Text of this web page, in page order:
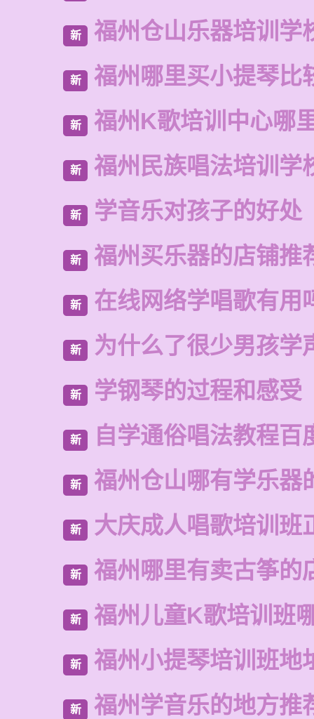
新 福州仓山乐器培训学
新 福州哪里买小提琴比
新 福州K歌培训中心哪
新 福州民族唱法培训学
新 学音乐对孩子的好处
新 福州买乐器的店铺推
新 在线网络学唱歌有用
新 为什么了很少男孩学
新 学钢琴的过程和感受
新 自学通俗唱法教程百
新 福州仓山哪有学乐器
新 大庆成人唱歌培训班
新 福州哪里有卖古筝的
新 福州儿童K歌培训班
新 福州小提琴培训班地
新 福州学音乐的地方推